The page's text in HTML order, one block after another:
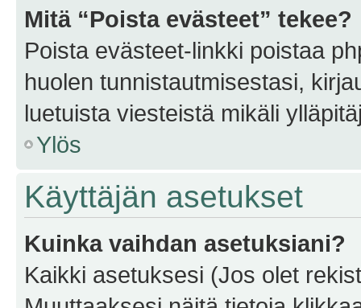
Mitä “Poista evästeet” tekee?
Poista evästeet-linkki poistaa
huolen tunnistautmisestasi,
luetuista viesteistä mikäli
Ylös
Käyttäjän asetukset
Kuinka vaihdan asetuksiani?
Kaikki asetuksesi (Jos olet